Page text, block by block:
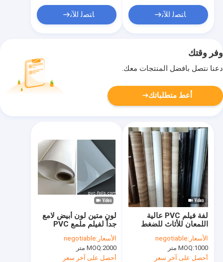
ﺎﺘﺼﻟ ﺍﻶﻧ ﺎﺘﺼﻟ ﺍﻶﻧ
وفر وقتك
دعنا نتصل بأفضل المنتجات معك.
أعط متطلباتك
لون متين لون أبيض لامع
جداً لفيلم ملمع PVC
للخزانات الداخلية
الأسعار:negotiable
MOQ:2000 متر
أحصل على آخر سعر
لفة فيلم PVC عالية
اللمعان للأثاث للضغط
على غشاء باب الخزانة
الأسعار:negotiable
MOQ:1000 متر
أحصل على آخر سعر